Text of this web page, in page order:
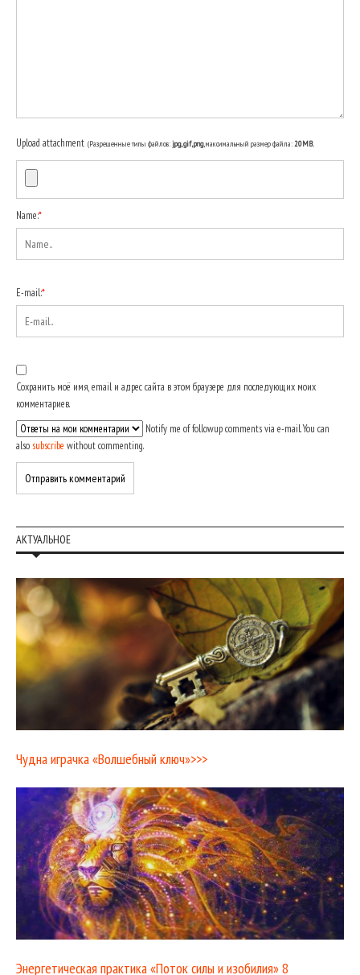
Upload attachment (Разрешенные типы файлов:jpg, gif, png, максимальный размер файла:20MB.
Name:*
E-mail:*
Сохранить моё имя, email и адрес сайта в этом браузере для последующих моих
комментариев.
Notify me of followup comments via e-mail. You can
also subscribe without commenting.
АКТУАЛЬНОЕ
Чудна играчка «Волшебный ключ»>>>
Энергетическая практика «Поток силы и изобилия» 8